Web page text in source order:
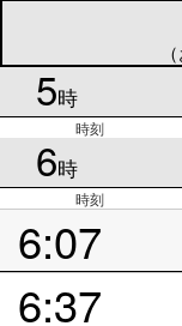
5時
時刻
6時
時刻
6:07
6:37